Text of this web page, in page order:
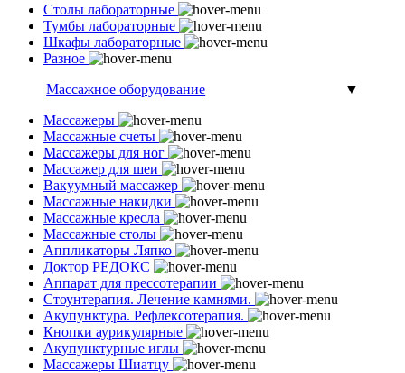
Столы лабораторные
Тумбы лабораторные
Шкафы лабораторные
Разное
Массажное оборудование
▼
Массажеры
Массажные счеты
Массажеры для ног
Массажер для шеи
Вакуумный массажер
Массажные накидки
Массажные кресла
Массажные столы
Аппликаторы Ляпко
Доктор РЕДОКС
Аппарат для прессотерапии
Стоунтерапия. Лечение камнями.
Акупунктура. Рефлексотерапия.
Кнопки аурикулярные
Акупунктурные иглы
Массажеры Шиатцу